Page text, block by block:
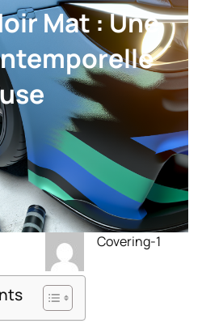
Mat : Une
Covering-1